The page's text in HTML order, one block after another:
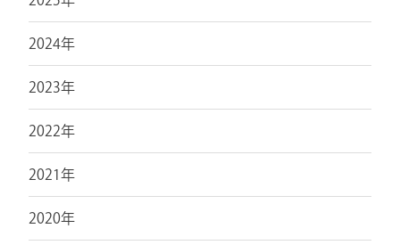
2024年
2023年
2022年
2021年
2020年